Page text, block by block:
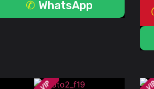
WhatsApp